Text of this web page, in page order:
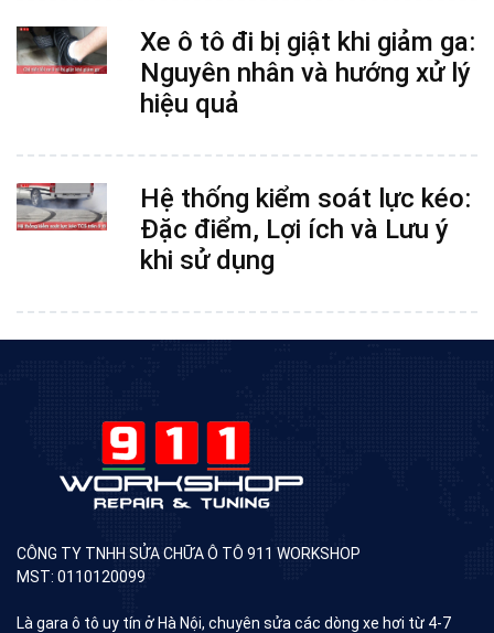
Xe ô tô đi bị giật khi giảm ga:
Nguyên nhân và hướng xử lý
hiệu quả
Hệ thống kiểm soát lực kéo:
Đặc điểm, Lợi ích và Lưu ý
khi sử dụng
CÔNG TY TNHH SỬA CHỮA Ô TÔ 911 WORKSHOP
MST: 0110120099
Là gara ô tô uy tín ở Hà Nội, chuyên sửa các dòng xe hơi từ 4-7